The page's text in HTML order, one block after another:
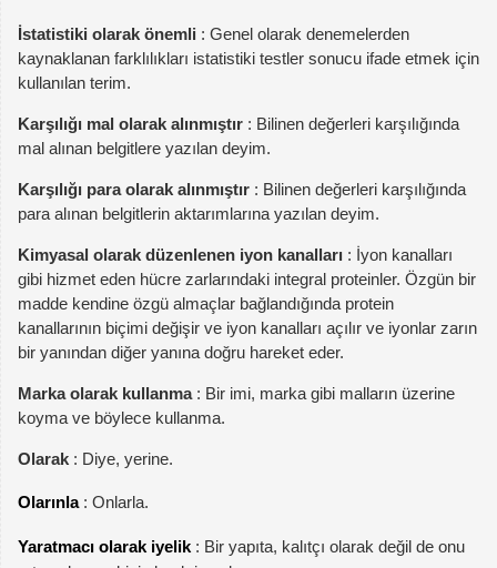
İstatistiki olarak önemli : Genel olarak denemelerden
kaynaklanan farklılıkları istatistiki testler sonucu ifade etmek için
kullanılan terim.
Karşılığı mal olarak alınmıştır : Bilinen değerleri karşılığında
mal alınan belgitlere yazılan deyim.
Karşılığı para olarak alınmıştır : Bilinen değerleri karşılığında
para alınan belgitlerin aktarımlarına yazılan deyim.
Kimyasal olarak düzenlenen iyon kanalları : İyon kanalları
gibi hizmet eden hücre zarlarındaki integral proteinler. Özgün bir
madde kendine özgü almaçlar bağlandığında protein
kanallarının biçimi değişir ve iyon kanalları açılır ve iyonlar zarın
bir yanından diğer yanına doğru hareket eder.
Marka olarak kullanma: Bir imi, marka gibi malların üzerine
koyma ve böylece kullanma.
Olarak : Diye, yerine.
Olarınla: Onlarla.
Yaratmacı olarak iyelik : Bir yapıta, kalıtçı olarak değil de onu